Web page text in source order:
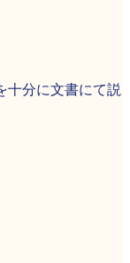
十分に文書にて説